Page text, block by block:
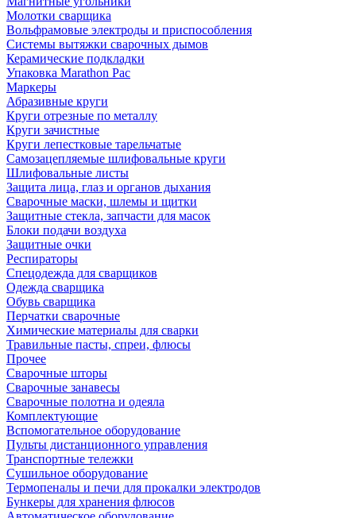
Молотки сварщика
Вольфрамовые электроды и приспособления
Системы вытяжки сварочных дымов
Керамические подкладки
Упаковка Marathon Pac
Маркеры
Абразивные круги
Круги отрезные по металлу
Круги зачистные
Круги лепестковые тарельчатые
Самозацепляемые шлифовальные круги
Шлифовальные листы
Защита лица, глаз и органов дыхания
Сварочные маски, шлемы и щитки
Защитные стекла, запчасти для масок
Блоки подачи воздуха
Защитные очки
Респираторы
Спецодежда для сварщиков
Одежда сварщика
Обувь сварщика
Перчатки сварочные
Химические материалы для сварки
Травильные пасты, спреи, флюсы
Прочее
Сварочные шторы
Сварочные занавесы
Сварочные полотна и одеяла
Комплектующие
Вспомогательное оборудование
Пульты дистанционного управления
Транспортные тележки
Сушильное оборудование
Термопеналы и печи для прокалки электродов
Бункеры для хранения флюсов